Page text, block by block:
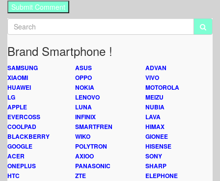
Brand Smartphone !
SAMSUNG ASUS
ADVAN
XIAOMI
OPPO
VIVO
HUAWEI
NOKIA
MOTOROLA
LG
LENOVO
MEIZU
APPLE
LUNA
NUBIA
EVERCOSS
INFINIX
LAVA
COOLPAD
SMARTFREN
HIMAX
BLACKBERRY
WIKO
GIONEE
GOOGLE
POLYTRON
HISENSE
ACER
AXIOO
SONY
ONEPLUS
PANASONIC
SHARP
HTC
ZTE ELEPHONE